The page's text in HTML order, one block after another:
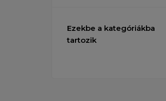
Ezekbe a kategóriákba
tartozik